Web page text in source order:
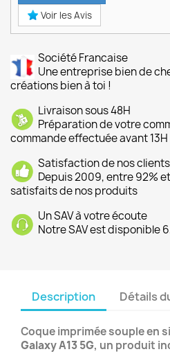
Voir les Avis
Société Francaise
Une entreprise bien de
créations bien à toi !
Livraison sous 48H
Préparation de votre
commande effectuée avant 13H
Satisfaction de nos clients
Depuis 2009, entre 92%
satisfaits de nos produits
Un SAV à votre écoute
Notre SAV est disponible
Description Détails
Coque imprimée souple en
Galaxy A13 5G, un produit